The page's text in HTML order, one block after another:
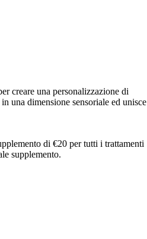
creare una personalizzazione di
una dimensione sensoriale ed unisce
di €20 per tutti i trattamenti
supplemento.